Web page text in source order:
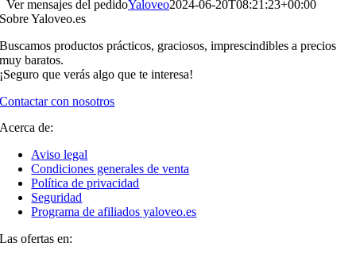
Ver mensajes del pedidoYaloveo2024-06-20T08:21:23+00:00
Sobre Yaloveo.es
Buscamos productos prácticos, graciosos, imprescindibles a precios
muy baratos.
¡Seguro que verás algo que te interesa!
Contactar con nosotros
Acerca de:
Aviso legal
Condiciones generales de venta
Política de privacidad
Seguridad
Programa de afiliados yaloveo.es
Las ofertas en: